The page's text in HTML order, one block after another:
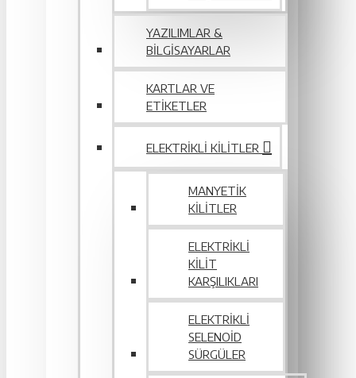
YAZILIMLAR &
BILGISAYARLAR
KARTLAR VE
ETIKETLER
ELEKTRIKLI KILITLER
MANYETIK
KILITLER
ELEKTRIKLI
KILIT
KARŞILIKLARI
ELEKTRIKLI
SELENOID
SÜRGÜLER